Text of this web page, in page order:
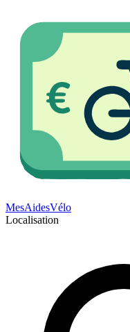
MesAidesVélo
Localisation